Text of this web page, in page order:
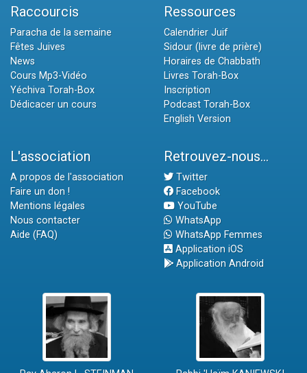
Raccourcis
Paracha de la semaine
Fêtes Juives
News
Cours Mp3-Vidéo
Yéchiva Torah-Box
Dédicacer un cours
Ressources
Calendrier Juif
Sidour (livre de prière)
Horaires de Chabbath
Livres Torah-Box
Inscription
Podcast Torah-Box
English Version
L'association
A propos de l'association
Faire un don !
Mentions légales
Nous contacter
Aide (FAQ)
Retrouvez-nous...
Twitter
Facebook
YouTube
WhatsApp
WhatsApp Femmes
Application iOS
Application Android